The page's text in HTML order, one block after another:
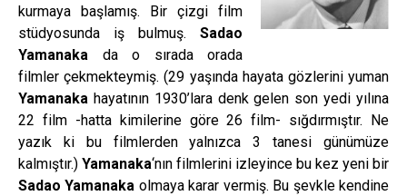
kurmaya başlamış. Bir çizgi film
stüdyosunda iş bulmuş. Sadao
Yamanaka da o sırada orada
filmler çekmekteymiş. (29 yaşında hayata gözlerini yuman
Yamanaka hayatının 1930’lara denk gelen son yedi yılına
22 film -hatta kimilerine göre 26 film- sığdırmıştır. Ne
yazık ki bu filmlerden yalnızca 3 tanesi günümüze
kalmıştır.) Yamanaka‘nın filmlerini izleyince bu kez yeni bir
Sadao Yamanaka olmaya karar vermiş. Bu şevkle kendine